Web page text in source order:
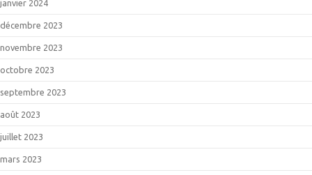
janvier 2024
décembre 2023
novembre 2023
octobre 2023
septembre 2023
août 2023
juillet 2023
mars 2023